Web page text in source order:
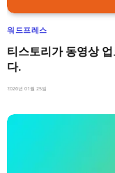
워드프레스
티스토리가 동영상
다.
2026년 01월 25일